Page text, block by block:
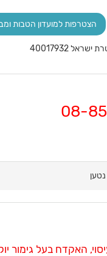
הצטרפות למועדון הטבות
האקדח בעל גימור